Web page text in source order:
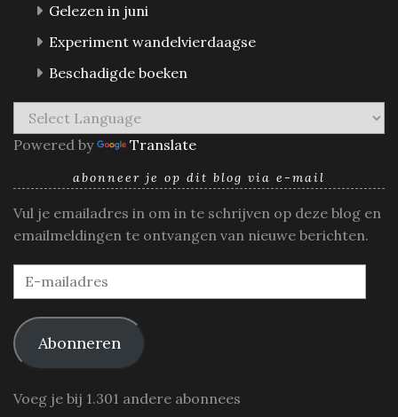
Gelezen in juni
Experiment wandelvierdaagse
Beschadigde boeken
Powered by Translate
abonneer je op dit blog via e-mail
Vul je emailadres in om in te schrijven op deze blog en
emailmeldingen te ontvangen van nieuwe berichten.
E-
mailadres
Abonneren
Voeg je bij 1.301 andere abonnees